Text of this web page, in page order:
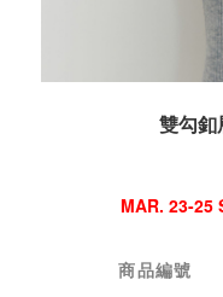
雙勾釦
MAR. 23-25
商品編號